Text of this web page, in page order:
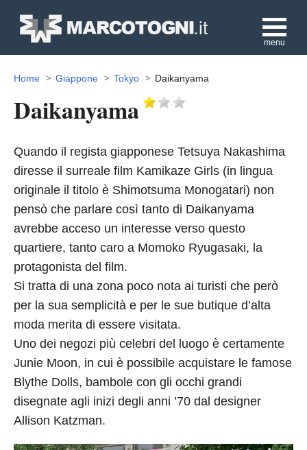
menu
Home Giappone Tokyo Daikanyama
Daikanyama
Quando il regista giapponese Tetsuya Nakashima
diresse il surreale film Kamikaze Girls (in lingua
originale il titolo è Shimotsuma Monogatari) non
pensò che parlare così tanto di Daikanyama
avrebbe acceso un interesse verso questo
quartiere, tanto caro a Momoko Ryugasaki, la
protagonista del film.
Si tratta di una zona poco nota ai turisti che però
per la sua semplicità e per le sue butique d’alta
moda merita di essere visitata.
Uno dei negozi più celebri del luogo è certamente
Junie Moon, in cui è possibile acquistare le famose
Blythe Dolls, bambole con gli occhi grandi
disegnate agli inizi degli anni ’70 dal designer
Allison Katzman.